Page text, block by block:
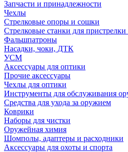
Запчасти и принадлежности
Чехлы
Стрелковые опоры и сошки
Стрелковые станки для пристрелки
Фальшпатроны
Насадки, чоки, ДТК
УСМ
Аксессуары для оптики
Прочие аксессуары
Чехлы для оптики
Инструменты для обслуживания
Средства для ухода за оружием
Коврики
Наборы для чистки
Оружейная химия
Шомполы, адаптеры и расходники
Аксессуары для охоты и спорта